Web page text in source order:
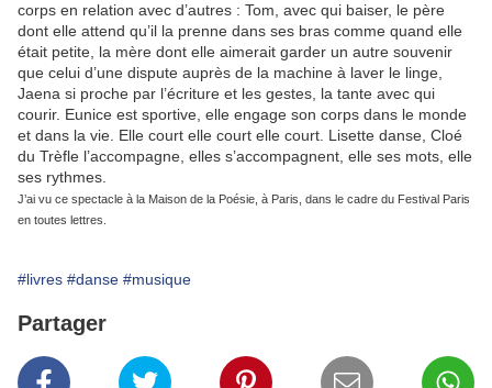
corps en relation avec d’autres : Tom, avec qui baiser, le père
dont elle attend qu’il la prenne dans ses bras comme quand elle
était petite, la mère dont elle aimerait garder un autre souvenir
que celui d’une dispute auprès de la machine à laver le linge,
Jaena si proche par l’écriture et les gestes, la tante avec qui
courir. Eunice est sportive, elle engage son corps dans le monde
et dans la vie. Elle court elle court elle court. Lisette danse, Cloé
du Trèfle l’accompagne, elles s’accompagnent, elle ses mots, elle
ses rythmes.
J’ai vu ce spectacle à la Maison de la Poésie, à Paris, dans le cadre du Festival Paris
en toutes lettres.
#livres #danse #musique
Partager